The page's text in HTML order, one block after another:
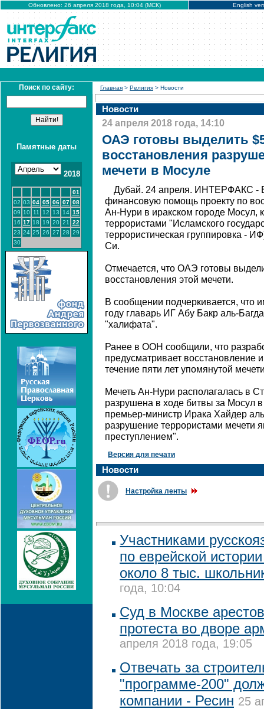
Обновлено: 26 апреля 2018 года, 10:04 (МСК) English
Поиск по сайту:
Памятные даты
2018
01
02 03 04 05 06 07 08
09 10 11 12 13 14 15
16 17 18 19 20 21
22
23 24 25 26 27 28 29
30
Главная > Религия > Новости
Новости
24 апреля 2018 года, 14:10
ОАЭ готовы выделить
восстановления
мечети в Мосуле
Дубай. 24 апреля. ИНТЕРФАКС -
финансовую помощь проекту по
Ан-Нури в иракском городе Мосул,
террористами "Исламского
террористическая группировка -
Си.
Отмечается, что ОАЭ готовы
восстановления этой мечети.
В сообщении подчеркивается, что
году главарь ИГ Абу Бакр аль-
"халифата".
Ранее в ООН сообщили, что
предусматривает восстановление
течение пяти лет упомянутой
Мечеть Ан-Нури располагалась в
разрушена в ходе битвы за Мосул
премьер-министр Ирака Хайдер
разрушение террористами мечети
преступлением".
Версия для печати
Новости
Настройка ленты
Участниками
по еврейской
около 8 тыс.
года, 10:04
Суд в Москве
протеста во дворе
апреля 2018 года, 19:05
Отвечать за
"программе-200"
компании - Ресин 25